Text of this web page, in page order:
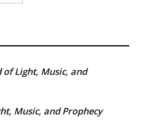
of Light, Music, and
Music, and Prophecy